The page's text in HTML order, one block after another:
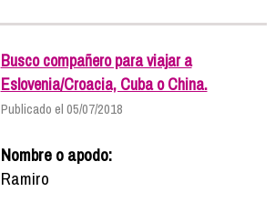
Busco compañero para viajar a
Eslovenia/Croacia, Cuba o China.
Publicado el 05/07/2018
Nombre o apodo:
Ramiro